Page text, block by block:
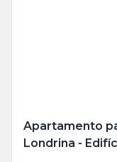
Apartamento
Londrina -